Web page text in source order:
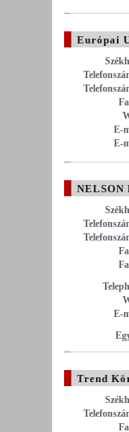
Európai
E-
E-
NELSON
E-
Trend